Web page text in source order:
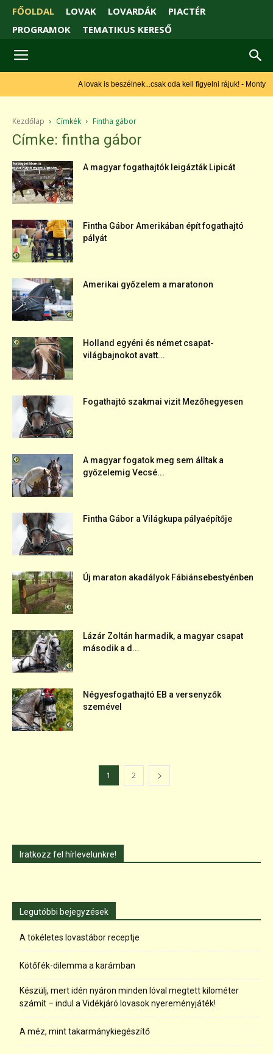
FŐOLDAL LOVAK LOVARDÁK
PIACTÉR
PROGRAMOK
TEMATIKUS KERESŐ
A lovak is beszélnek...csak oda kell figyelni rájuk! - Monty
Kezdőlap Címkék Fintha gábor
Címke: fintha gábor
A magyar fogathajtók leigázták Lipicát
Fintha Gábor Amerikában épít fogathajtó
pályát
Amerikai győzelem a maratonon
Holland egyéni és német csapat-
világbajnokot avatt...
Fogathajtó szakmai vizit Mezőhegyesen
A magyar fogatok meg sem álltak a
győzelemig Vecsé...
Fintha Gábor a Világkupa pályaépítője
Új maraton akadályok Fábiánsebestyénben
Lázár Zoltán harmadik, a magyar csapat
második a d...
Négyesfogathajtó EB a versenyzők
szemével
1 2
Iratkozz fel hírlevelünkre!
Legutóbbi bejegyzések
A tökéletes lovastábor receptje
Kötőfék-dilemma a karámban
Készülj, mert idén nyáron minden lóval megtett kilométer
számít – indul a Vidékjáró lovasok nyereményjáték!
A méz, mint takarmánykiegészítő